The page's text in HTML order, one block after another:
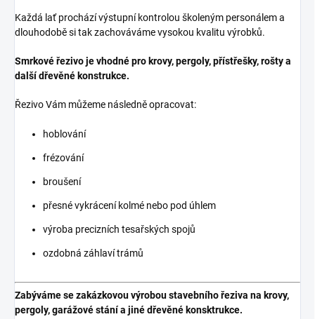
Každá lať prochází výstupní kontrolou školeným personálem a
dlouhodobě si tak zachováváme vysokou kvalitu výrobků.
Smrkové řezivo je vhodné pro krovy, pergoly, přístřešky, rošty a
další dřevěné konstrukce.
Řezivo Vám můžeme následně opracovat:
hoblování
frézování
broušení
přesné vykrácení kolmé nebo pod úhlem
výroba precizních tesařských spojů
ozdobná záhlaví trámů
Zabýváme se zakázkovou výrobou stavebního řeziva na krovy,
pergoly, garážové stání a jiné dřevěné konsktrukce.